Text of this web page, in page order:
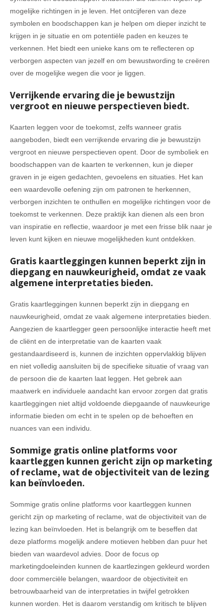
mogelijke richtingen in je leven. Het ontcijferen van deze
symbolen en boodschappen kan je helpen om dieper inzicht te
krijgen in je situatie en om potentiële paden en keuzes te
verkennen. Het biedt een unieke kans om te reflecteren op
verborgen aspecten van jezelf en om bewustwording te creëren
over de mogelijke wegen die voor je liggen.
Verrijkende ervaring die je bewustzijn
vergroot en nieuwe perspectieven biedt.
Kaarten leggen voor de toekomst, zelfs wanneer gratis
aangeboden, biedt een verrijkende ervaring die je bewustzijn
vergroot en nieuwe perspectieven opent. Door de symboliek en
boodschappen van de kaarten te verkennen, kun je dieper
graven in je eigen gedachten, gevoelens en situaties. Het kan
een waardevolle oefening zijn om patronen te herkennen,
verborgen inzichten te onthullen en mogelijke richtingen voor de
toekomst te verkennen. Deze praktijk kan dienen als een bron
van inspiratie en reflectie, waardoor je met een frisse blik naar je
leven kunt kijken en nieuwe mogelijkheden kunt ontdekken.
Gratis kaartleggingen kunnen beperkt zijn in
diepgang en nauwkeurigheid, omdat ze vaak
algemene interpretaties bieden.
Gratis kaartleggingen kunnen beperkt zijn in diepgang en
nauwkeurigheid, omdat ze vaak algemene interpretaties bieden.
Aangezien de kaartlegger geen persoonlijke interactie heeft met
de cliënt en de interpretatie van de kaarten vaak
gestandaardiseerd is, kunnen de inzichten oppervlakkig blijven
en niet volledig aansluiten bij de specifieke situatie of vraag van
de persoon die de kaarten laat leggen. Het gebrek aan
maatwerk en individuele aandacht kan ervoor zorgen dat gratis
kaartleggingen niet altijd voldoende diepgaande of nauwkeurige
informatie bieden om echt in te spelen op de behoeften en
nuances van een individu.
Sommige gratis online platforms voor
kaartleggen kunnen gericht zijn op marketing
of reclame, wat de objectiviteit van de lezing
kan beïnvloeden.
Sommige gratis online platforms voor kaartleggen kunnen
gericht zijn op marketing of reclame, wat de objectiviteit van de
lezing kan beïnvloeden. Het is belangrijk om te beseffen dat
deze platforms mogelijk andere motieven hebben dan puur het
bieden van waardevol advies. Door de focus op
marketingdoeleinden kunnen de kaartlezingen gekleurd worden
door commerciële belangen, waardoor de objectiviteit en
betrouwbaarheid van de interpretaties in twijfel getrokken
kunnen worden. Het is daarom verstandig om kritisch te blijven